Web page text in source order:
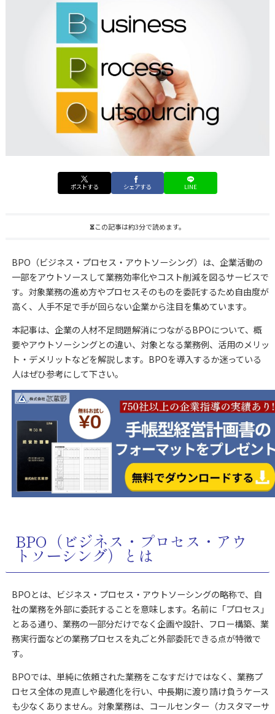
ポストする シェアする LINE
この記事は約3分で読めます。
BPO（ビジネス・プロセス・アウトソーシング）は、企業活動の
一部をアウトソースして業務効率化やコスト削減を図るサービスで
す。対象業務の進め方やプロセスそのものを委託するため自由度が
高く、人手不足で手が回らない企業から注目を集めています。
本記事は、企業の人材不足問題解消につながるBPOについて、概
要やアウトソーシングとの違い、対象となる業務例、活用のメリッ
ト・デメリットなどを解説します。BPOを導入するか迷っている
人はぜひ参考にして下さい。
BPO（ビジネス・プロセス・アウ
トソーシング）とは
BPOとは、ビジネス・プロセス・アウトソーシングの略称で、自
社の業務を外部に委託することを意味します。名前に「プロセス」
とある通り、業務の一部分だけでなく企画や設計、フロー構築、業
務実行面などの業務プロセスを丸ごと外部委託できる点が特徴で
す。
BPOでは、単純に依頼された業務をこなすだけではなく、業務プ
ロセス全体の見直しや最適化を行い、中長期に渡り請け負うケース
も少なくありません。対象業務は、コールセンター（カスタマーサ